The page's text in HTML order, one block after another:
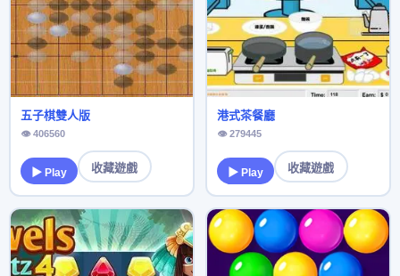
五子棋雙人版
👁 406560
▶ Play 收藏遊戲
港式茶餐廳
👁 279445
▶ Play 收藏遊戲